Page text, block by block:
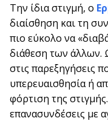
Την ίδια στιγμή, ο
διαίσθηση και τη
πιο εύκολο να
διάθεση των άλλων.
στις παρεξηγήσεις
υπερευαισθησία ή
φόρτιση της
επανασυνδέσεις με